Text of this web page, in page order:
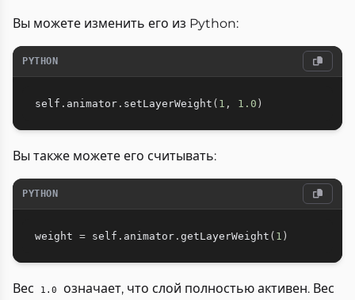
Вы можете изменить его из Python:
PYTHON
self . animator . setLayerWeight ( 1 , 1.0 )
Вы также можете его считывать:
PYTHON
weight = self . animator . getLayerWeight ( 1 )
Вес 1.0 означает, что слой полностью активен. Вес